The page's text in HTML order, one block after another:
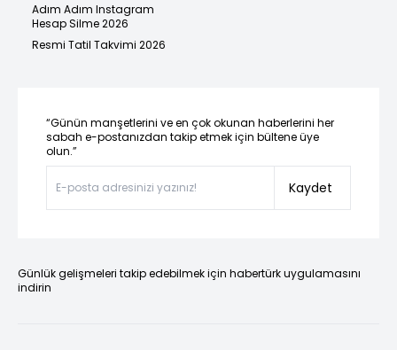
Adım Adım Instagram
Hesap Silme 2026
Resmi Tatil Takvimi 2026
“Günün manşetlerini ve en çok okunan haberlerini her
sabah e-postanızdan takip etmek için bültene üye
olun.”
Kaydet
Günlük gelişmeleri takip edebilmek için habertürk uygulamasını
indirin